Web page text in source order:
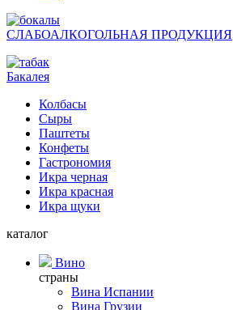
СЛАБОАЛКОГОЛЬНАЯ ПРОДУКЦИЯ
Бакалея
Колбасы
Сыры
Паштеты
Конфеты
Гастрономия
Икра черная
Икра красная
Икра щуки
каталог
Вино
страны
Вина Испании
Вина Грузии